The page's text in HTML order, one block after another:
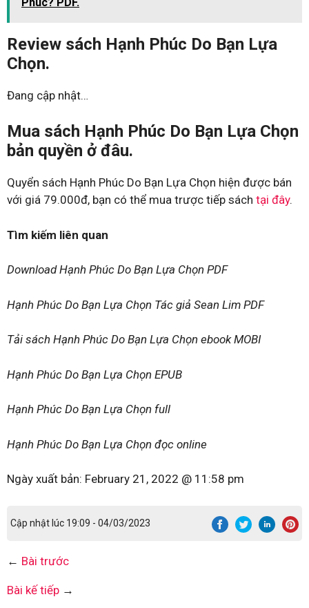
Review sách Hạnh Phúc Do Bạn Lựa
Chọn.
Đang cập nhật…
Mua sách Hạnh Phúc Do Bạn Lựa Chọn
bản quyền ở đâu.
Quyển sách Hạnh Phúc Do Bạn Lựa Chọn hiện được bán
với giá 79.000đ, bạn có thể mua trược tiếp sách tại đây.
Tìm kiếm liên quan
Download Hạnh Phúc Do Bạn Lựa Chọn PDF
Hạnh Phúc Do Bạn Lựa Chọn Tác giả Sean Lim PDF
Tải sách Hạnh Phúc Do Bạn Lựa Chọn ebook MOBI
Hạnh Phúc Do Bạn Lựa Chọn EPUB
Hạnh Phúc Do Bạn Lựa Chọn full
Hạnh Phúc Do Bạn Lựa Chọn đọc online
Ngày xuất bản: February 21, 2022 @ 11:58 pm
Cập nhật lúc 19:09 - 04/03/2023
← Bài trước
Bài kế tiếp →